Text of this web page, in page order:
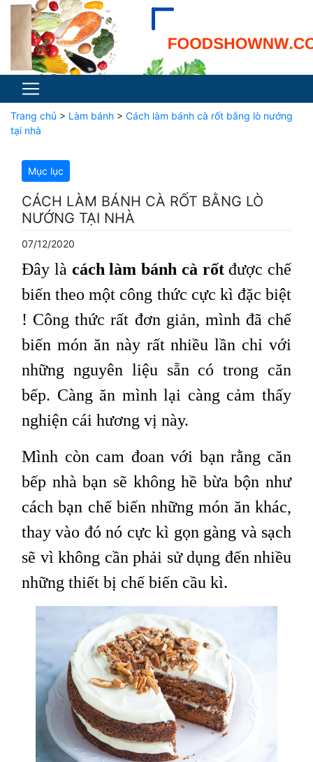
Trang chủ > Làm bánh > Cách làm bánh cà rốt bằng lò nướng
tại nhà
Mục lục
CÁCH LÀM BÁNH CÀ RỐT BẰNG LÒ
NƯỚNG TẠI NHÀ
07/12/2020
Đây là cách làm bánh cà rốtđược chế
biến theo một công thức cực kì đặc biệt
! Công thức rất đơn giản, mình đã chế
biến món ăn này rất nhiều lần chỉ với
những nguyên liệu sẵn có trong căn
bếp. Càng ăn mình lại càng cảm thấy
nghiện cái hương vị này.
Mình còn cam đoan với bạn rằng căn
bếp nhà bạn sẽ không hề bừa bộn như
cách bạn chế biến những món ăn khác,
thay vào đó nó cực kì gọn gàng và sạch
sẽ vì không cần phải sử dụng đến nhiều
những thiết bị chế biến cầu kì.